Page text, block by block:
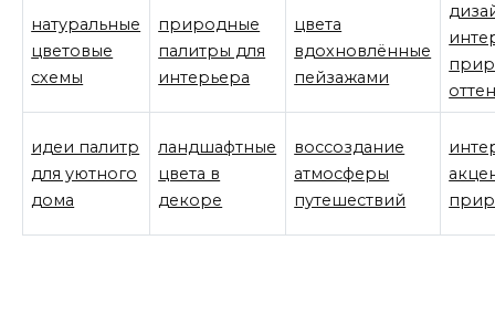
натуральные
цветовые
схемы
природные
палитры для
интерьера
цвета
вдохновлённые
пейзажами
идеи палитр
для уютного
дома
ландшафтные
цвета в
декоре
воссоздание
атмосферы
путешествий